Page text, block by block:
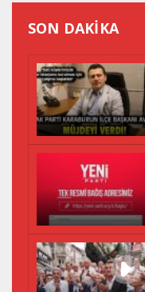
SON DAKİKA